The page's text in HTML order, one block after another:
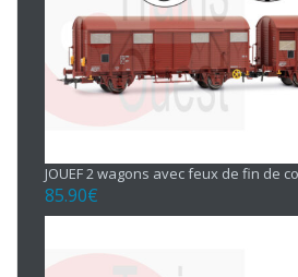
JOUEF 2 wagons avec feux de fin de
85.90€